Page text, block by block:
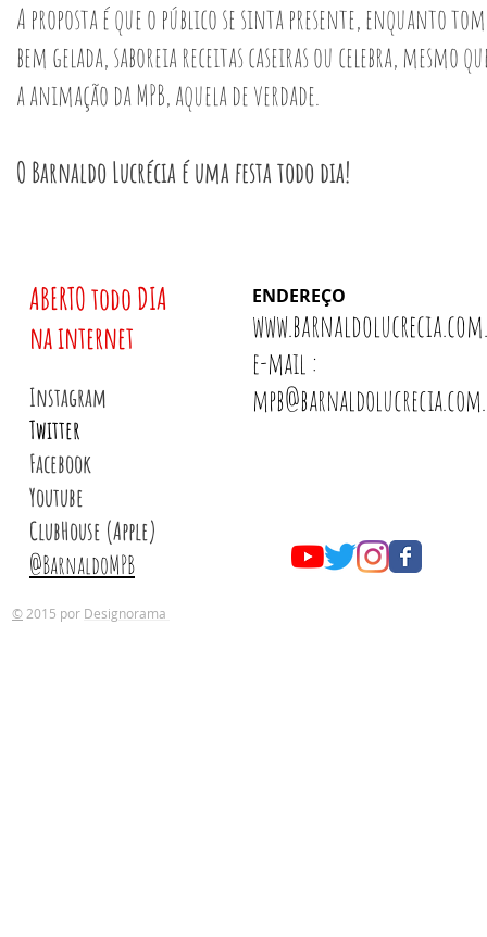
A proposta é que o público se sinta presente, enquanto
bem gelada, saboreia receitas caseiras ou celebra, mesmo
a animação da MPB, aquela de verdade.
O Barnaldo Lucrécia é uma festa todo dia!
ABERTO todo DIA
na internet
Instagram
Twitter
Facebook
Youtube
ClubHouse (Apple)
@BarnaldoMPB
ENDEREÇO
e-mail :
© 2015 por Designorama